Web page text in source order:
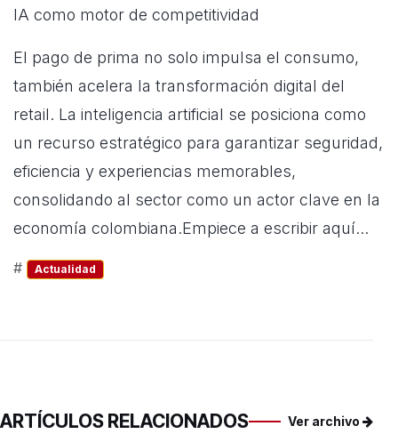
IA como motor de competitividad
El pago de prima no solo impulsa el consumo,
también acelera la transformación digital del
retail. La inteligencia artificial se posiciona como
un recurso estratégico para garantizar seguridad,
eficiencia y experiencias memorables,
consolidando al sector como un actor clave en la
economía colombiana.Empiece a escribir aquí...
# Actualidad
ARTÍCULOS RELACIONADOS Ver archivo